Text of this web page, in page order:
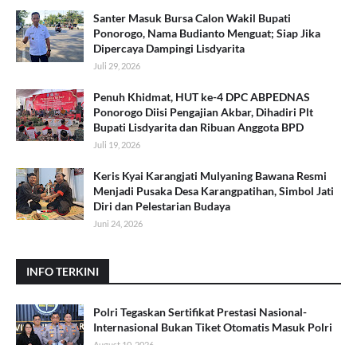
Santer Masuk Bursa Calon Wakil Bupati
Ponorogo, Nama Budianto Menguat; Siap Jika
Dipercaya Dampingi Lisdyarita
Juli 29, 2026
Penuh Khidmat, HUT ke-4 DPC ABPEDNAS
Ponorogo Diisi Pengajian Akbar, Dihadiri Plt
Bupati Lisdyarita dan Ribuan Anggota BPD
Juli 19, 2026
Keris Kyai Karangjati Mulyaning Bawana Resmi
Menjadi Pusaka Desa Karangpatihan, Simbol Jati
Diri dan Pelestarian Budaya
Juni 24, 2026
INFO TERKINI
Polri Tegaskan Sertifikat Prestasi Nasional-
Internasional Bukan Tiket Otomatis Masuk Polri